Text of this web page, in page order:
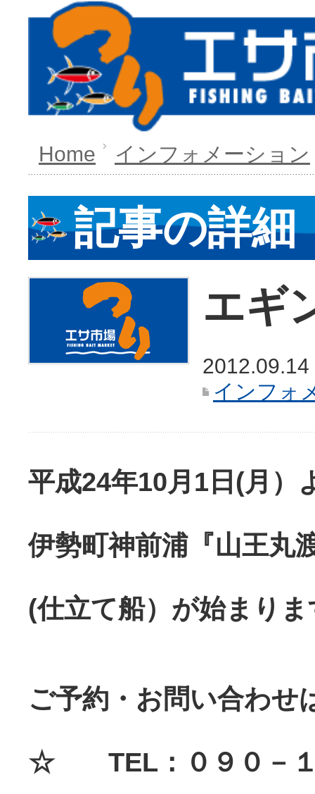
Home インフォメーション
記事の詳細
エギ
2012.09.14
インフォ
平成24年10月1日(月）
伊勢町神前浦『山王丸
(仕立て船）が始まり
ご予約・お問い合わせ
☆ TEL：０９０－１